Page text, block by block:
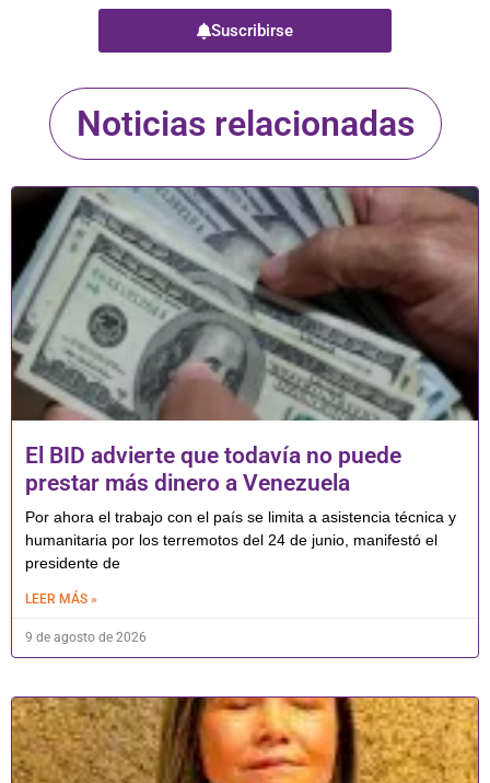
Suscribirse
Noticias relacionadas
El BID advierte que todavía no puede
prestar más dinero a Venezuela
Por ahora el trabajo con el país se limita a asistencia técnica y
humanitaria por los terremotos del 24 de junio, manifestó el
presidente de
LEER MÁS »
9 de agosto de 2026